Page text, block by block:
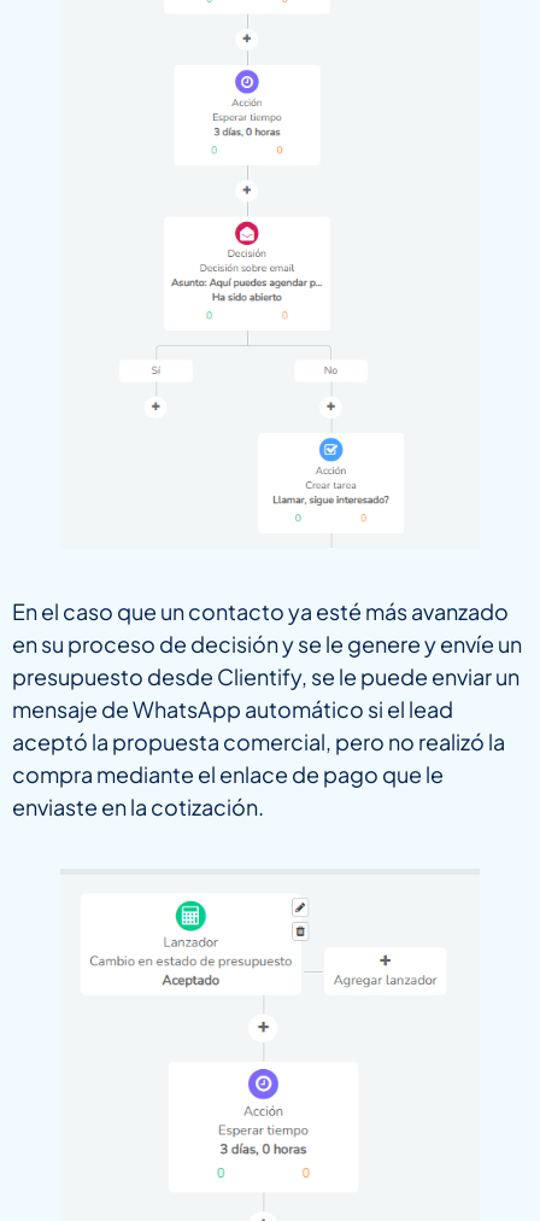
En el caso que un contacto ya esté más avanzado
en su proceso de decisión y se le genere y envíe un
presupuesto desde Clientify, se le puede enviar un
mensaje de WhatsApp automático si el lead
aceptó la propuesta comercial, pero no realizó la
compra mediante el enlace de pago que le
enviaste en la cotización.